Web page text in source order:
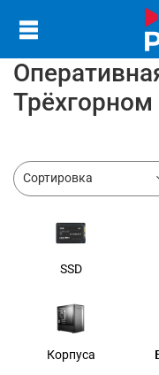
Трёхгорном
SSD
Корпуса